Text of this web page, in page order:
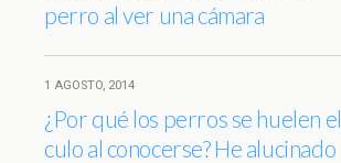
perro al ver una cámara
1 AGOSTO, 2014
¿Por qué los perros se huelen el
culo al conocerse? He alucinado